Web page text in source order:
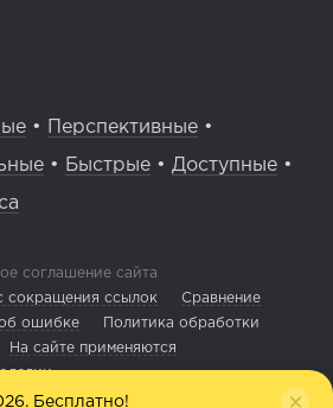
• Перспективные •
• Быстрые • Доступные •
соглашение сайта
сокращения ссылок
Сравнение
ошибке
Политика обработки
На сайте применяются
Бесплатно!